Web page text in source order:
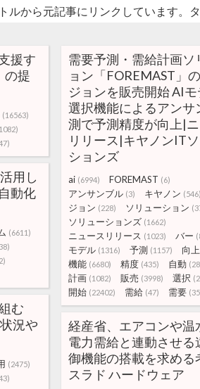
から元記事にリンクしています。
援す
の提
(16563)
需要予測・需給計画ソ
ョン「FOREMAST」
ジョンを販売開始 AI
選択機能によるアンサ
測で予測精度が向上|
リリース|キヤノンIT
ションズ
ai (6994) FOREMAST (6)
アンサンブル (3) キヤノン (546)
ジョン (228) ソリューション
ソリューションズ (1662)
ニュースリリース (1023) バー
モデル (1316) 予測 (1157) 向上
機能 (6680) 精度 (435) 自動
計画 (1082) 販売 (3998) 選択
開始 (22402) 需給 (47) 需要
用し
動化
(6611)
む
況や
(2475)
経産省、エアコンや温
電力需給と連動させる
御機能の搭載を求める
スラド ハードウェア